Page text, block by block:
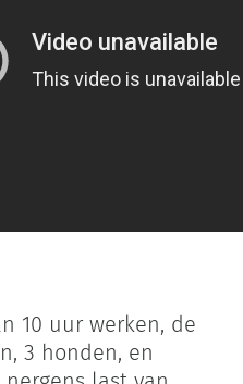
10 uur werken, de
3 honden, en